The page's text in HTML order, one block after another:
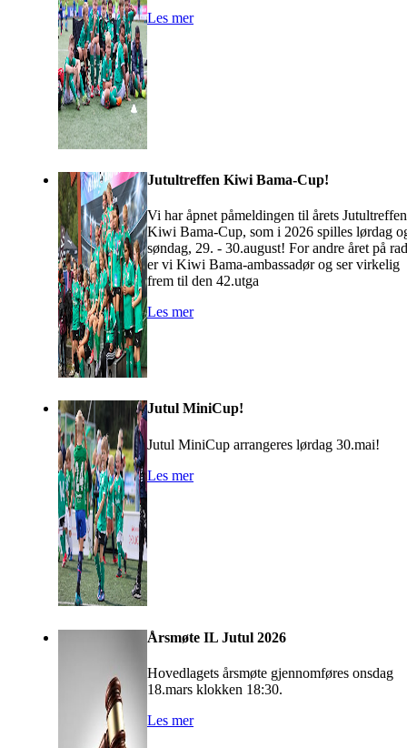
Les mer
Jutultreffen Kiwi Bama-Cup!
Vi har åpnet påmeldingen til årets Jutultreffen
Kiwi Bama-Cup, som i 2026 spilles lørdag
søndag, 29. - 30.august! For andre året på rad
er vi Kiwi Bama-ambassadør og ser virkelig
frem til den 42.utga
Les mer
Jutul MiniCup!
Jutul MiniCup arrangeres lørdag 30.mai!
Les mer
Årsmøte IL Jutul 2026
Hovedlagets årsmøte gjennomføres onsdag
18.mars klokken 18:30.
Les mer